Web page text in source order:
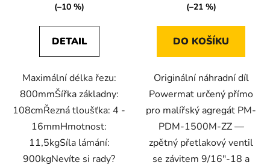
(–10 %)
DETAIL
Maximální délka řezu:
800mmŠířka základny:
108cmŘezná tloušťka: 4 -
16mmHmotnost:
11,5kgSíla lámání:
900kgNevíte si rady?
(–21 %)
DO KOŠÍKU
Originální náhradní díl
Powermat určený přímo
pro malířský agregát PM-
PDM-1500M-ZZ —
zpětný přetlakový ventil
se závitem 9/16"-18 a